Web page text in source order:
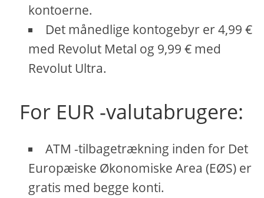
kontoerne.
Det månedlige kontogebyr er 4,99 €
med Revolut Metal og 9,99 € med
Revolut Ultra.
For EUR -valutabrugere:
ATM -tilbagetrækning inden for Det
Europæiske Økonomiske Area (EØS) er
gratis med begge konti.